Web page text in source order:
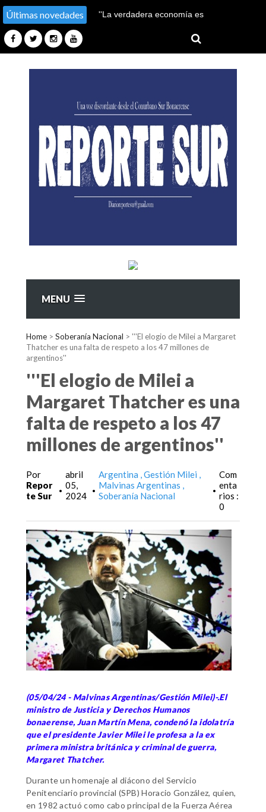
Últimas novedades
León XIV visitará la
MENU
Home > Soberanía Nacional > '''El elogio de Milei a Margaret
Thatcher es una falta de respeto a los 47 millones de
argentinos''
'''El elogio de Milei a
Margaret Thatcher es una
falta de respeto a los 47
millones de argentinos''
Por
Repor
te Sur
•
abril
05,
2024
•
Argentina Gestión Milei
Malvinas Argentinas
Soberanía Nacional
•
Com
enta
rios :
0
(05/04/24 - Malvinas Argentinas/Gestión Milei)-.El
ministro de Justicia y Derechos Humanos
bonaerense, Juan Martín Mena, condenó la idolatría
que el presidente Javier Milei le profesa a la ex
primera ministra británica y criminal de guerra,
Margaret Thatcher.
Durante un homenaje al diácono del Servicio
Penitenciario provincial (SPB) Horacio González, quien,
en 1982 actuó como cabo principal de la Fuerza Aérea